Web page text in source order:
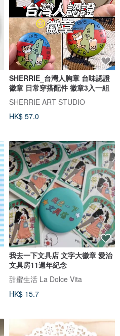
SHERRIE_台灣人胸章 台味認證
徽章 日常穿搭配件 徽章3入一組
SHERRIE ART STUDIO
HK$ 57.0
我去一下文具店 文字大徽章 愛治
文具房11週年紀念
甜蜜生活 La Dolce Vita
HK$ 15.7